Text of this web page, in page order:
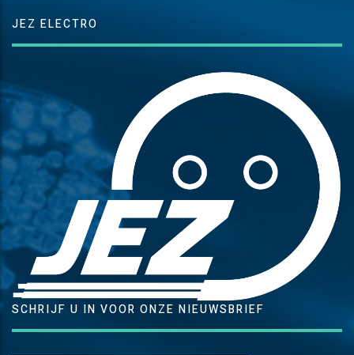
JEZ ELECTRO
SCHRIJF U IN VOOR ONZE NIEUWSBRIEF